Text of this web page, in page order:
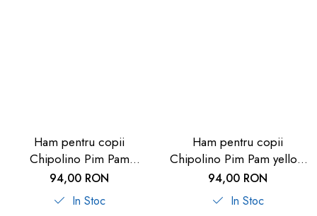
Ham pentru copii
Chipolino Pim Pam
graphite linen
94,00 RON
In Stoc
Ham pentru copii
Chipolino Pim Pam yellow
linen
94,00 RON
In Stoc